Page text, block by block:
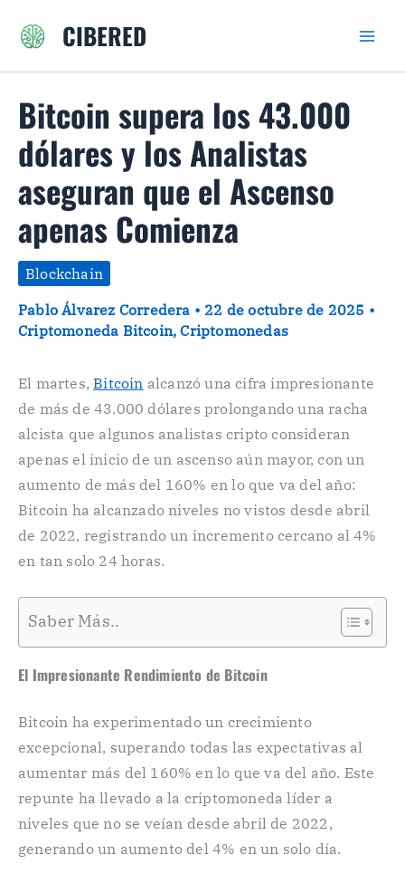
CIBERED
Bitcoin supera los 43.000
dólares y los Analistas
aseguran que el Ascenso
apenas Comienza
Blockchain
Pablo Álvarez Corredera • 22 de octubre de 2025 •
Criptomoneda Bitcoin,Criptomonedas
El martes,Bitcoin alcanzó una cifra impresionante
de más de 43.000 dólares prolongando una racha
alcista que algunos analistas cripto consideran
apenas el inicio de un ascenso aún mayor, con un
aumento de más del 160% en lo que va del año:
Bitcoin ha alcanzado niveles no vistos desde abril
de 2022, registrando un incremento cercano al 4%
en tan solo 24 horas.
Saber Más..
El Impresionante Rendimiento de Bitcoin
Bitcoin ha experimentado un crecimiento
excepcional, superando todas las expectativas al
aumentar más del 160% en lo que va del año. Este
repunte ha llevado a la criptomoneda líder a
niveles que no se veían desde abril de 2022,
generando un aumento del 4% en un solo día.